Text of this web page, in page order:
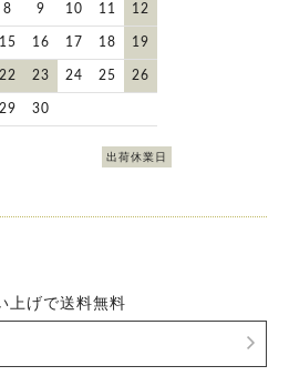
8 9 10 11 12
15 16 17 18 19
22 23 24 25 26
29 30
出荷休業日
上げで送料無料